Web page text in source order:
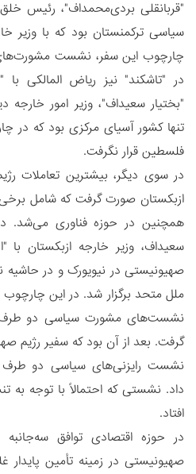
"قربانقلی بردی‌محمداف"، رئیس
سیاسی ترکمنستان بود که با وزیر
چارچوب این سفر، نشست
در "تاشکند" نیز ریاض المالکی با
"بختیار سعیداف"، وزیر امور خارجه
تنها کشور آسیای مرکزی بود که در
فلسطین قرار نگرفت.
در سوی دیگر، بیشترین تعاملات
ازبکستان صورت گرفت که شامل
همچنین در حوزه فناوری می‌شد.
سعیداف، وزیر خارجه ازبکستان با
صهیونیستی در نیویورک و در
ملل متحد برگزار شد. در این چارچوب
نشست‌های مشورت سیاسی دو طرف
گرفت. بعد از آن بود که سفیر رژیم
نشست رایزنی‌های سیاسی دو طرف
داد. نشستی که احتمالاً با توجه به
افتاد.
در حوزه اقتصادی توافق سه‌جانبه
صهیونیستی در زمینه تأمین پایدار